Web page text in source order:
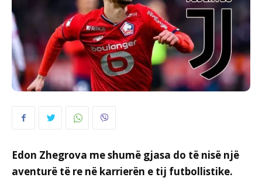
Edon Zhegrova me shumë gjasa do të nisë një
aventurë të re në karrierën e tij futbollistike.